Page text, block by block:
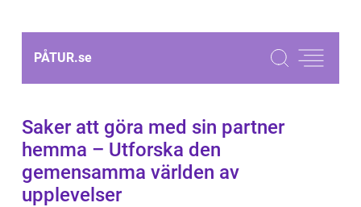
PÅTUR.se
Saker att göra med sin partner
hemma – Utforska den
gemensamma världen av
upplevelser